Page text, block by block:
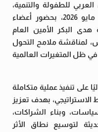
للطفولة والتنمية،
الذي عُقد افتراضيًا يوم الثلاثاء 12 مايو 2026، بحضور أعضاء
البكر الأمين العام
لمناقشة ملامح التحول
ظل المتغيرات العالمية
تنفيذ عملية متكاملة
بهدف تعزيز
وبناء الشراكات،
لتوسيع نطاق الأثر